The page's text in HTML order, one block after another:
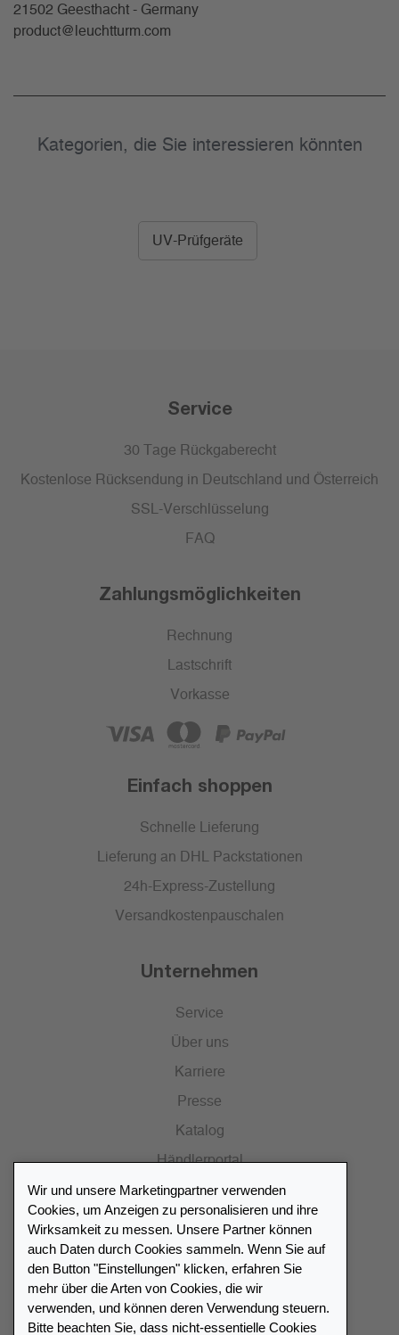
21502 Geesthacht - Germany
product@leuchtturm.com
Kategorien, die Sie interessieren könnten
UV-Prüfgeräte
Service
30 Tage Rückgaberecht
Kostenlose Rücksendung in Deutschland und Österreich
SSL-Verschlüsselung
FAQ
Zahlungsmöglichkeiten
Rechnung
Lastschrift
Vorkasse
Einfach shoppen
Schnelle Lieferung
Lieferung an DHL Packstationen
24h-Express-Zustellung
Versandkostenpauschalen
Unternehmen
Service
Über uns
Karriere
Presse
Katalog
Händlerportal
Händlerverzeichnis
Meinen Leuchtturm Händler finden
Wir und unsere Marketingpartner verwenden
Cookies, um Anzeigen zu personalisieren und ihre
Wirksamkeit zu messen. Unsere Partner können
auch Daten durch Cookies sammeln. Wenn Sie auf
den Button "Einstellungen" klicken, erfahren Sie
mehr über die Arten von Cookies, die wir
verwenden, und können deren Verwendung steuern.
Bitte beachten Sie, dass nicht-essentielle Cookies